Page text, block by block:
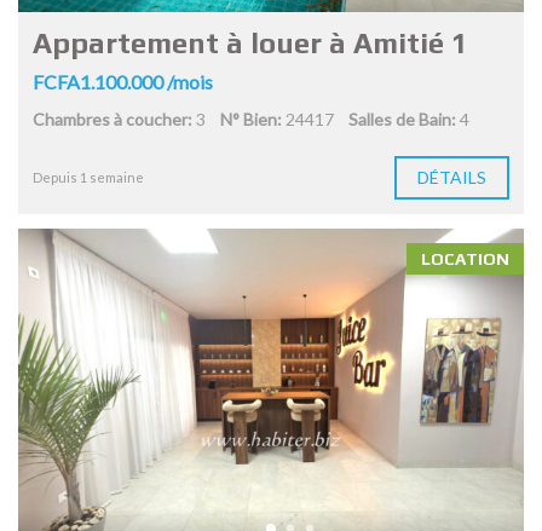
Appartement à louer à Amitié 1
FCFA1.100.000 /mois
Chambres à coucher: 3 N° Bien: 24417 Salles de Bain: 4
Depuis 1 semaine DÉTAILS
LOCATION